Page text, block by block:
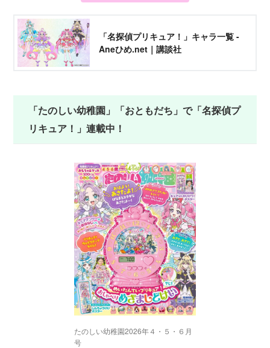
「名探偵プリキュア！」キャラ一覧 -
Aneひめ.net｜講談社
「たのしい幼稚園」「おともだち」で「名探偵プ
リキュア！」連載中！
たのしい幼稚園2026年４・５・６月
号